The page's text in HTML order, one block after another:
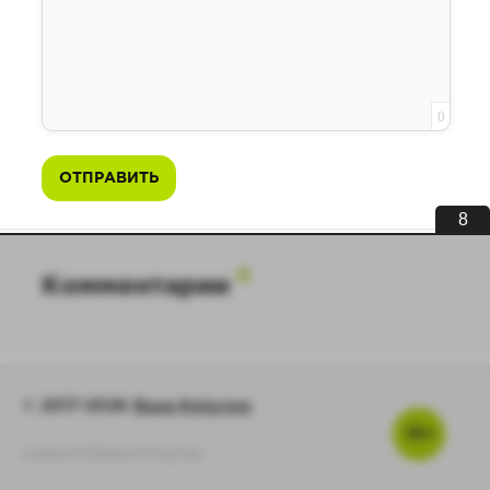
0
ОТПРАВИТЬ
Комментарии
7